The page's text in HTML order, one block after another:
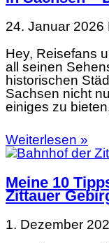
24. Januar 2026
Hey, Reisefans
all seinen
historischen
Sachsen nicht
einiges zu
Weiterlesen »
Meine 10
Zittauer
1. Dezember